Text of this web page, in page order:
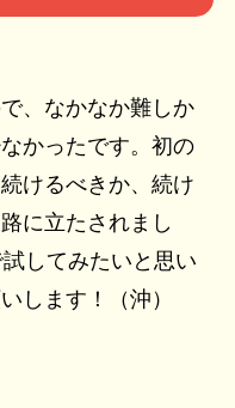
、なかなか難しか
かったです。初の
けるべきか、続け
に立たされまし
してみたいと思い
します！（沖）